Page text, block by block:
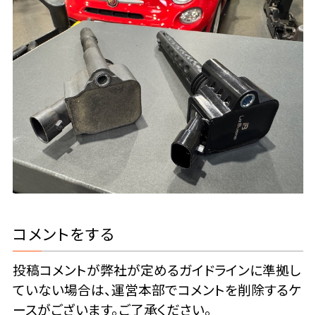
コメントをする
投稿コメントが弊社が定めるガイドラインに準拠し
ていない場合は、運営本部でコメントを削除するケ
ースがございます。ご了承ください。